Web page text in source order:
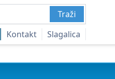
Traži
Kontakt Slagalica